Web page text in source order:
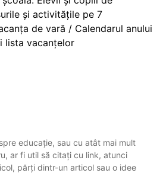
și activitățile pe 7
de vară / Calendarul anului
lista vacanțelor
educație, sau cu atât mai mult
ar fi util să citați cu link, atunci
părți dintr-un articol sau o idee